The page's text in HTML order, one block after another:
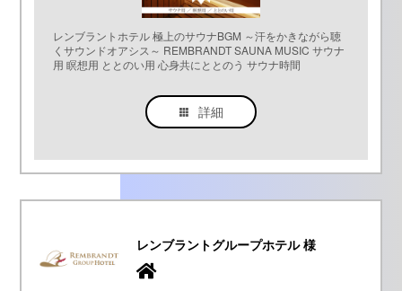
レンブラントホテル 極上のサウナBGM ～汗をかきながら聴
くサウンドオアシス～ REMBRANDT SAUNA MUSIC サウナ
用 瞑想用 ととのい用 心身共にととのう サウナ時間
詳細
レンブラントグループホテル 様